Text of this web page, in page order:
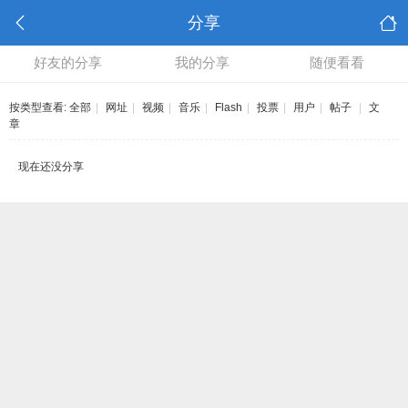
分享
好友的分享 我的分享 随便看看
按类型查看: 全部 网址 视频 音乐 Flash 投票 用户 帖子
文
章
现在还没分享